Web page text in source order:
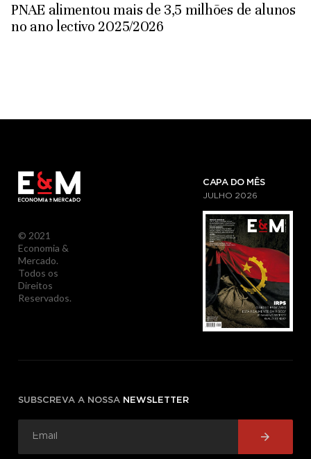
PNAE alimentou mais de 3,5 milhões de alunos
no ano lectivo 2025/2026
© 2021
Economia &
Mercado.
Todos os
Direitos
Reservados.
CAPA DO MÊS
JULHO 2026
SUBSCREVA A NOSSA NEWSLETTER